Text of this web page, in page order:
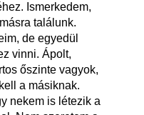
Ismerkedem,
találunk.
de egyedül
vinni. Ápolt,
őszinte vagyok,
a másiknak.
nekem is létezik a